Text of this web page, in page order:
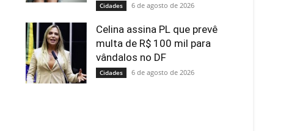
Cidades 6 de agosto de 2026
Celina assina PL que prevê
multa de R$ 100 mil para
vândalos no DF
Cidades 6 de agosto de 2026